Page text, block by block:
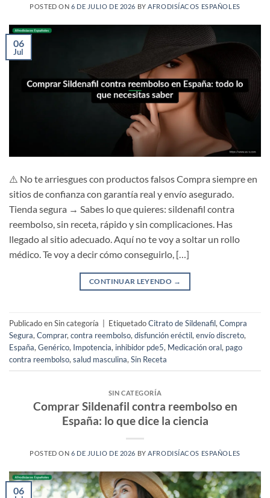
POSTED ON 6 DE JULIO DE 2026 BYAFRODISÍACOS ESPAÑOLES
06
Jul
⚠️ No te arriesgues con productos falsos Compra siempre en
sitios de confianza con garantía real y envío asegurado.
Tienda segura → Sabes lo que quieres: sildenafil contra
reembolso, sin receta, rápido y sin complicaciones. Has
llegado al sitio adecuado. Aquí no te voy a soltar un rollo
médico. Te voy a decir cómo conseguirlo, […]
CONTINUAR LEYENDO →
Publicado en Sin categoría EtiquetadoCitrato de Sildenafil, Compra
Segura, Comprar, contra reembolso, disfunción eréctil, envío discreto,
España, Genérico, Impotencia, inhibidor pde5, Medicación oral, pago
contra reembolso, salud masculina, Sin Receta
SIN CATEGORÍA
Comprar Sildenafil contra reembolso en
España: lo que dice la ciencia
POSTED ON 6 DE JULIO DE 2026 BYAFRODISÍACOS ESPAÑOLES
06